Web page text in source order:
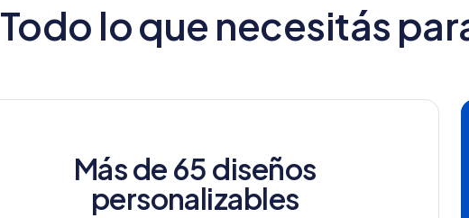
Todo lo que necesitás
Más de 65 diseños
personalizables